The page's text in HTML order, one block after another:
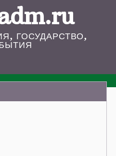
ГОСУДАРСТВО,